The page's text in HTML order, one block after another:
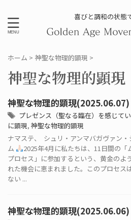
喜びと調和の状態
ホーム > 神聖な物理的顕現 >
神聖な物理的顕現
神聖な物理的顕現(2025.06.07)
プレゼンス（聖なる臨在）を感じて
に顕現, 神聖な物理的顕現
ナマステ、 シュリ・アンマバガヴァン・
ム
2025年4月に私たちは、11日間の「
プロセス」に参加するという、黄金のよ
れた機会に恵まれました。このプロセス
ない ...
神聖な物理的顕現(2025.06.06)